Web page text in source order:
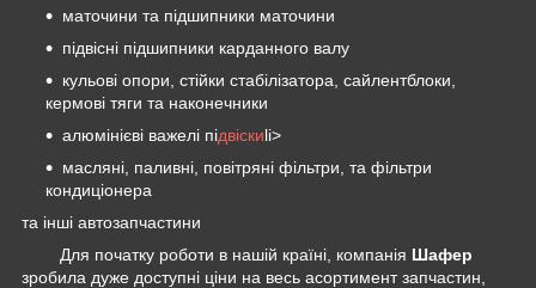
маточини та підшипники маточини
підвісні підшипники карданного валу
кульові опори, стійки стабілізатора, сайлентблоки,
кермові тяги та наконечники
алюмінієві важелі підвіскиli>
масляні, паливні, повітряні фільтри, та фільтри
кондиціонера
та інші автозапчастини
Для початку роботи в нашій країні, компанія Шафер
зробила дуже доступні ціни на весь асортимент запчастин,